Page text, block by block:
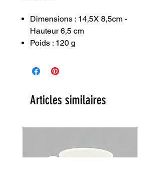
Dimensions : 14,5X 8,5cm -
Hauteur 6,5 cm
Poids : 120 g
Articles similaires